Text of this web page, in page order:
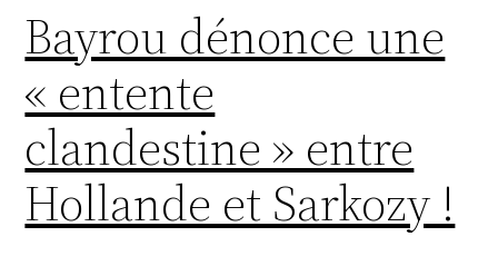
Bayrou dénonce une
« entente
clandestine » entre
Hollande et Sarkozy !